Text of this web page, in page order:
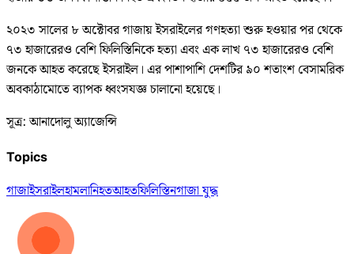
২০২৩ সালের ৮ অক্টোবর গাজায় ইসরাইলের গণহত্যা শুরু হওয়ার পর থেকে
৭৩ হাজারেরও বেশি ফিলিস্তিনিকে হত্যা এবং এক লাখ ৭৩ হাজারেরও বেশি
জনকে আহত করেছে ইসরাইল। এর পাশাপাশি দেশটির ৯০ শতাংশ বেসামরিক
অবকাঠামোতে ব্যাপক ধ্বংসযজ্ঞ চালানো হয়েছে।
সূত্র: আনাদোলু অ্যাজেন্সি
Topics
গাজাইসরাইলহামলানিহতআহতফিলিস্তিনগাজা যুদ্ধ